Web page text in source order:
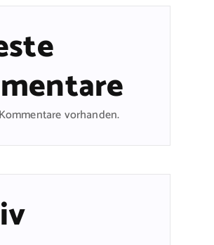
vorhanden.